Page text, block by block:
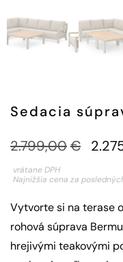
Sedacia
2.799,00€
vrátane DPH
Najnižšia cena za
Vytvorte si na terase
rohová súprava
hrejivými teakovými